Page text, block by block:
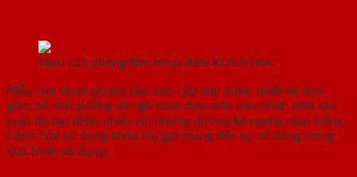
Mẫu cửa phòng tắm nhựa ABS KOS P1R4
Mẫu cửa nhựa phòng tắm cao cấp này được thiết kế đơn
giản, bề mặt phẳng vân gỗ xoan đào màu nâu nhạt. Nhà sản
xuất đã tạo điểm nhấn với những đường kẻ ngang màu trắng.
Cánh cửa sử dụng khóa tay gạt mang đến sự dễ dàng trong
quá trình sử dụng.